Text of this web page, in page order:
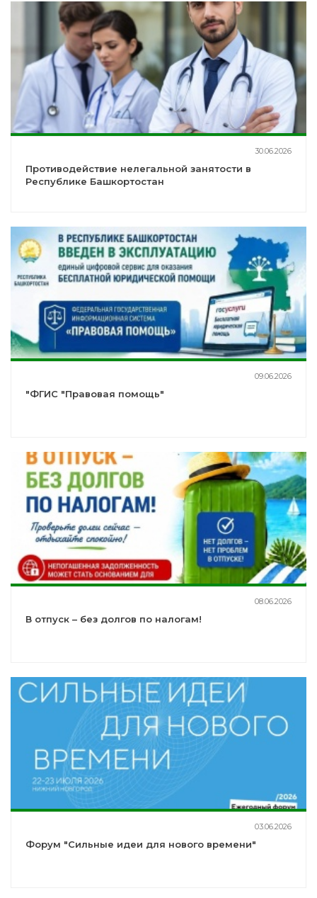
30.06.2026
Противодействие нелегальной занятости в
Республике Башкортостан
09.06.2026
"ФГИС "Правовая помощь"
08.06.2026
В отпуск – без долгов по налогам!
03.06.2026
Форум "Сильные идеи для нового времени"